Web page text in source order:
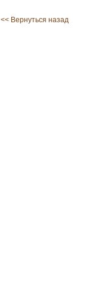
<< Вернуться назад